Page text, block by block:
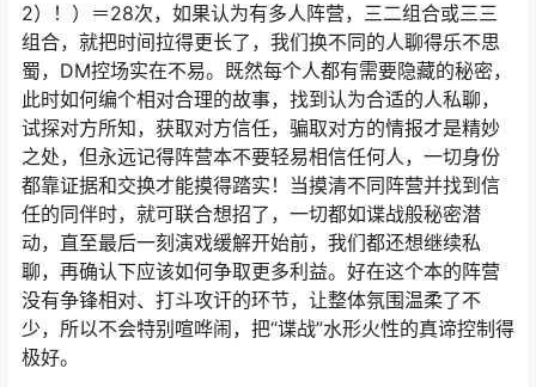
2）！）＝28次，如果认为有多人阵营，三二组合或三三
组合，就把时间拉得更长了，我们换不同的人聊得乐不思
蜀，DM控场实在不易。既然每个人都有需要隐藏的秘密，
此时如何编个相对合理的故事，找到认为合适的人私聊，
试探对方所知，获取对方信任，骗取对方的情报才是精妙
之处，但永远记得阵营本不要轻易相信任何人，一切身份
都靠证据和交换才能摸得踏实！当摸清不同阵营并找到信
任的同伴时，就可联合想招了，一切都如谍战般秘密潜
动，直至最后一刻演戏缓解开始前，我们都还想继续私
聊，再确认下应该如何争取更多利益。好在这个本的阵营
没有争锋相对、打斗攻讦的环节，让整体氛围温柔了不
少，所以不会特别喧哗闹，把“谍战”水形火性的真谛控制得
极好。